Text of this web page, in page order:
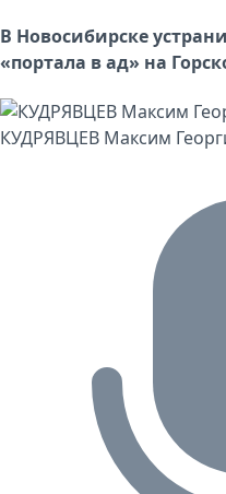
В Новосибирске
«портала в ад» на
КУДРЯВЦЕВ Максим